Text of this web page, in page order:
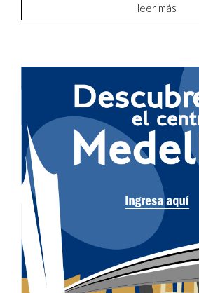
leer más